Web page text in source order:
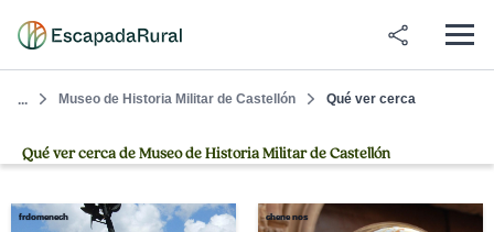
... Museo de Historia Militar de Castellón Qué ver cerca
Qué ver cerca de Museo de Historia Militar de Castellón
frdomenech chene nos